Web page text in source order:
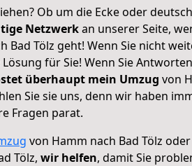
Ob um die Ecke oder
Netzwerkan unserer Seite,
Bad Tölz geht! Wenn Sie nicht
für Sie! Wenn Sie
überhaupt mein Umzug von
Sie sie uns, denn wir haben
Fragen parat.
von Hamm nach Bad Tölz
Tölz, wir helfen, damit Sie